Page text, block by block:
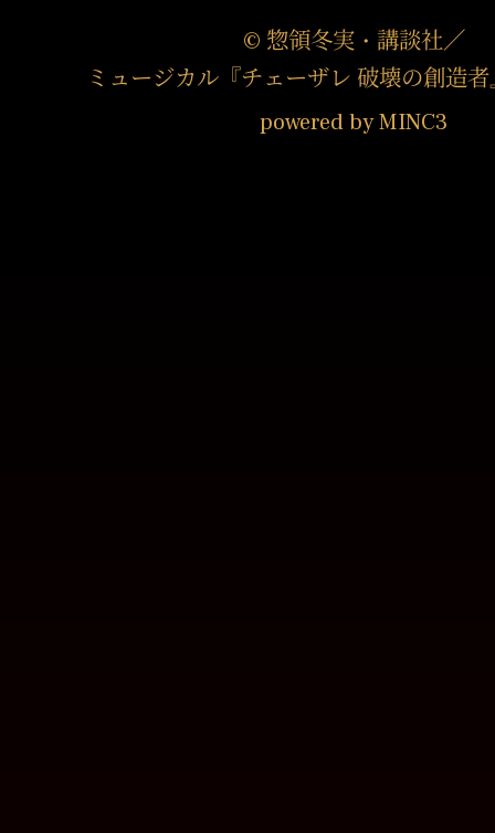
© 惣領冬実・講談社／
ミュージカル『チェーザレ 破壊の創造
powered by MINC3